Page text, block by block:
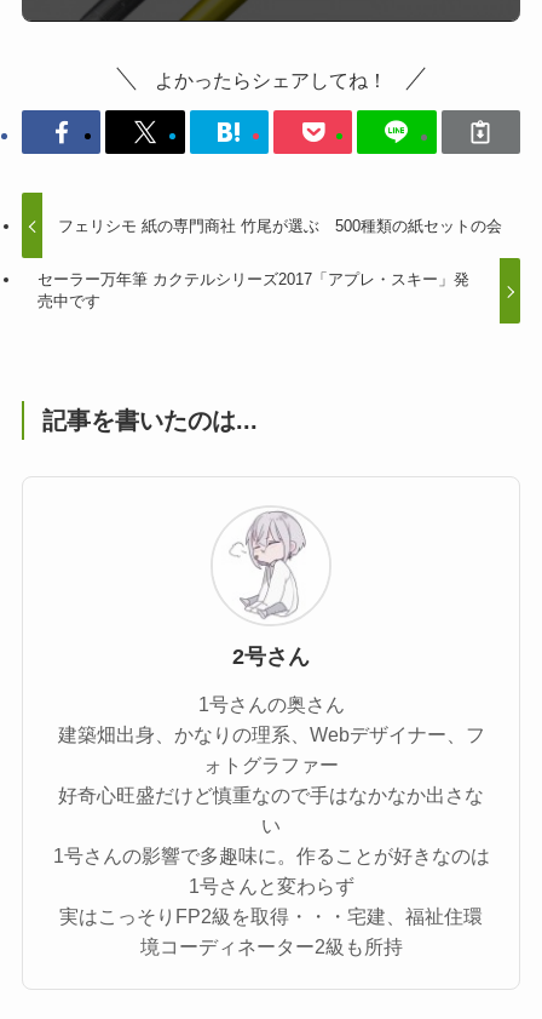
よかったらシェアしてね！
フェリシモ 紙の専門商社 竹尾が選ぶ 500種類の紙セットの会
セーラー万年筆 カクテルシリーズ2017「アプレ・スキー」発
売中です
記事を書いたのは...
2号さん
1号さんの奥さん
建築畑出身、かなりの理系、Webデザイナー、フ
ォトグラファー
好奇心旺盛だけど慎重なので手はなかなか出さな
い
1号さんの影響で多趣味に。作ることが好きなのは
1号さんと変わらず
実はこっそりFP2級を取得・・・宅建、福祉住環
境コーディネーター2級も所持